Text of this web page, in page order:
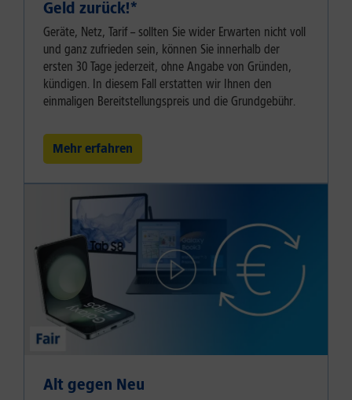
Geld zurück!⁠*
Geräte, Netz, Tarif – sollten Sie wider Erwarten nicht voll
und ganz zufrieden sein, können Sie innerhalb der
ersten 30 Tage jederzeit, ohne Angabe von Gründen,
kündigen. In diesem Fall erstatten wir Ihnen den
einmaligen Bereitstellungspreis und die Grundgebühr.
Mehr erfahren
Alt gegen Neu